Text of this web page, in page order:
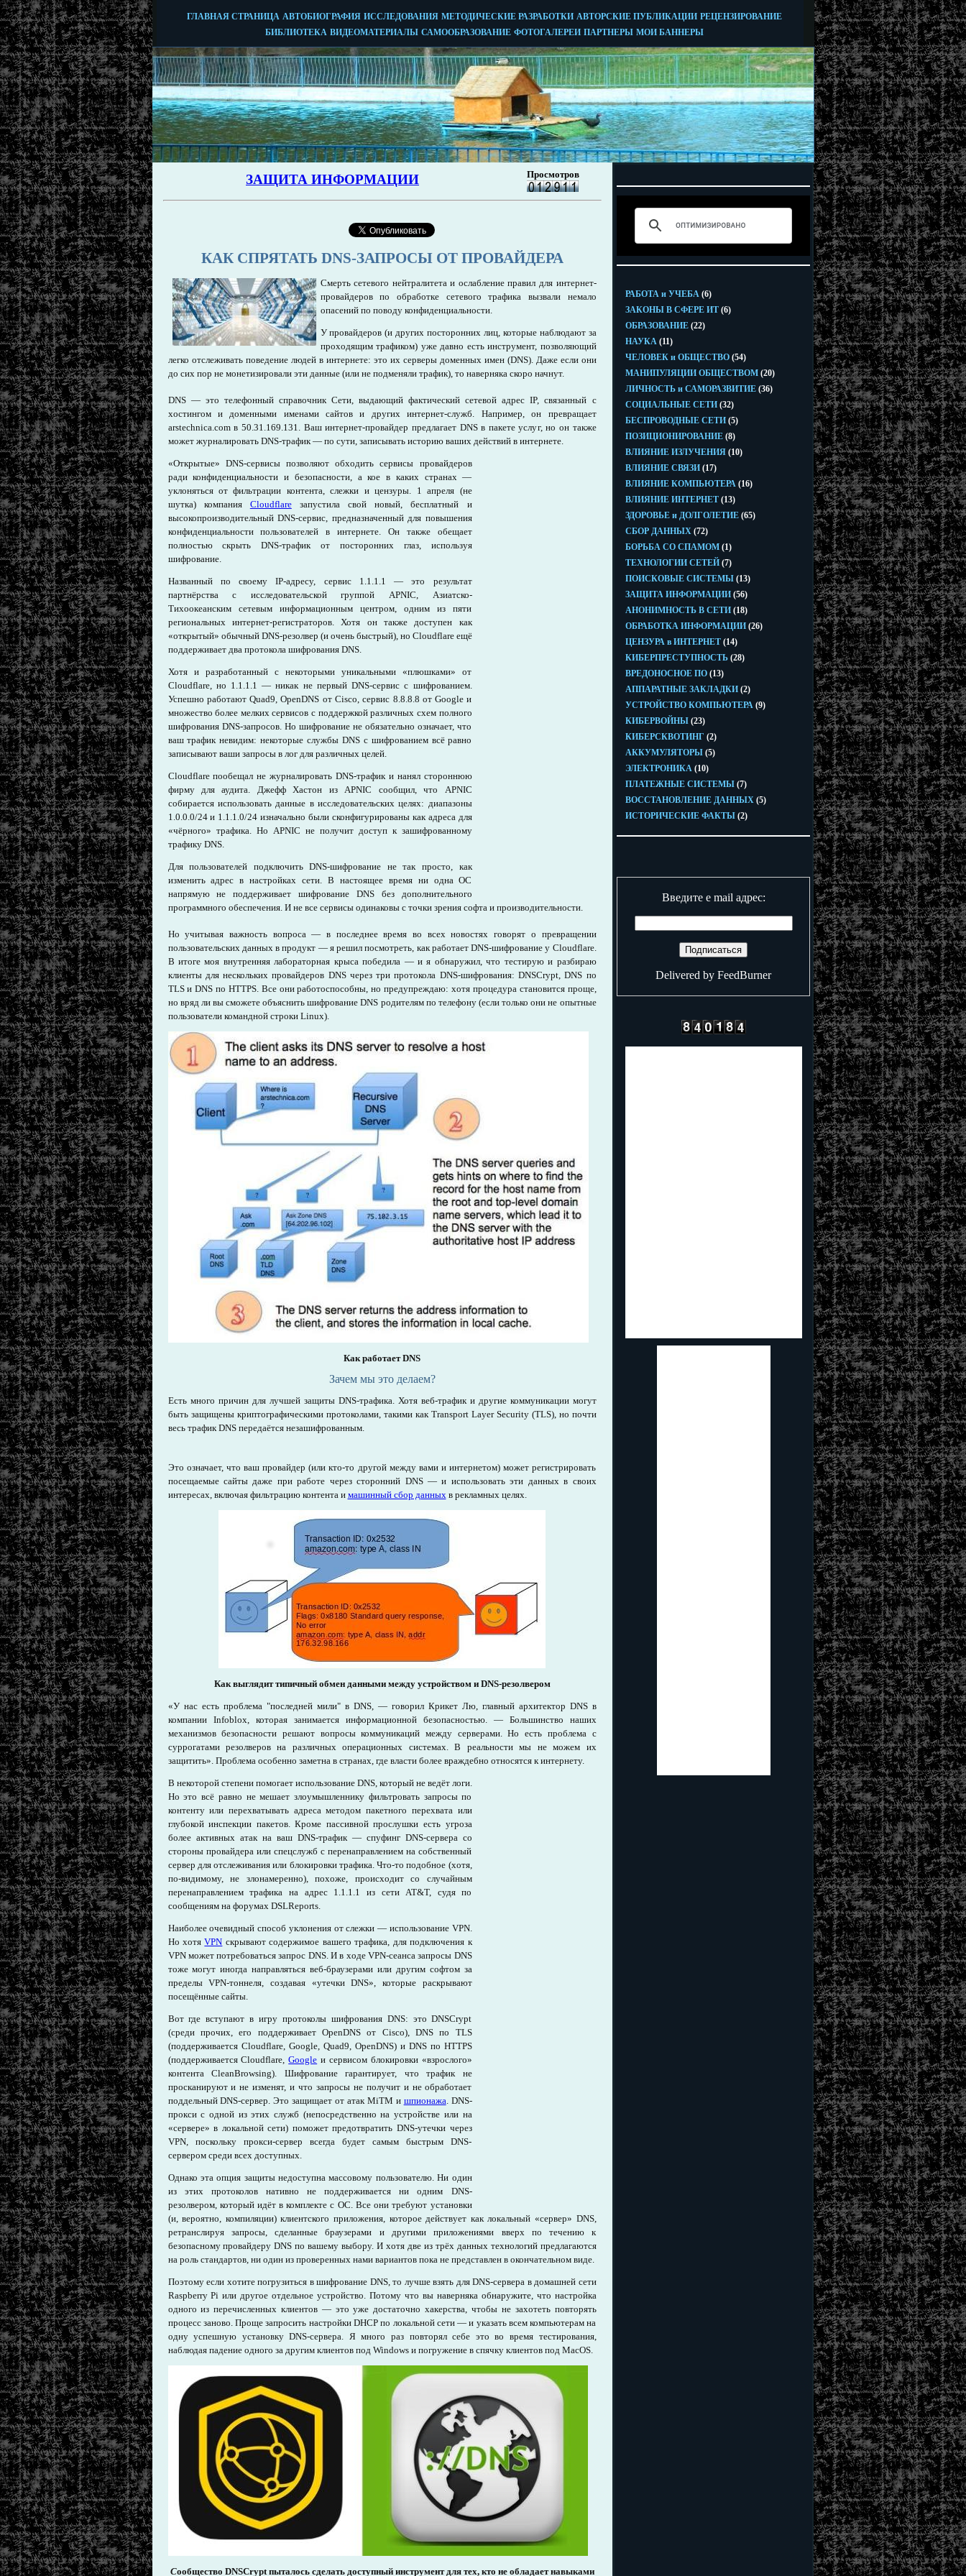
КАК СПРЯТАТЬ DNS-ЗАПРОСЫ ОТ ПРОВАЙДЕРА
Смерть сетевого нейтралитета и ослабление правил для интернет-
провайдеров по обработке сетевого трафика вызвали немало
опасений по поводу конфиденциальности.
У провайдеров (и других посторонних лиц, которые наблюдают за
проходящим трафиком) уже давно есть инструмент, позволяющий
легко отслеживать поведение людей в интернете: это их серверы доменных имен (DNS). Даже если они
до сих пор не монетизировали эти данные (или не подменяли трафик), то наверняка скоро начнут.
DNS — это телефонный справочник Сети, выдающий фактический сетевой адрес IP, связанный с
хостингом и доменными именами сайтов и других интернет-служб. Например, он превращает
arstechnica.com в 50.31.169.131. Ваш интернет-провайдер предлагает DNS в пакете услуг, но он также
может журналировать DNS-трафик — по сути, записывать историю ваших действий в интернете.
«Открытые» DNS-сервисы позволяют обходить сервисы провайдеров
ради конфиденциальности и безопасности, а кое в каких странах —
уклоняться от фильтрации контента, слежки и цензуры. 1 апреля (не
шутка) компания Cloudflareзапустила свой новый, бесплатный и
высокопроизводительный DNS-сервис, предназначенный для повышения
конфиденциальности пользователей в интернете. Он также обещает
полностью скрыть DNS-трафик от посторонних глаз, используя
шифрование.
Названный по своему IP-адресу, сервис 1.1.1.1 — это результат
партнёрства с исследовательской группой APNIC, Азиатско-
Тихоокеанским сетевым информационным центром, одним из пяти
региональных интернет-регистраторов. Хотя он также доступен как
«открытый» обычный DNS-резолвер (и очень быстрый), но Cloudflare ещё
поддерживает два протокола шифрования DNS.
Хотя и разработанный с некоторыми уникальными «плюшками» от
Cloudflare, но 1.1.1.1 — никак не первый DNS-сервис с шифрованием.
Успешно работают Quad9, OpenDNS от Cisco, сервис 8.8.8.8 от Google и
множество более мелких сервисов с поддержкой различных схем полного
шифрования DNS-запросов. Но шифрование не обязательно означает, что
ваш трафик невидим: некоторые службы DNS с шифрованием всё равно
записывают ваши запросы в лог для различных целей.
Cloudflare пообещал не журналировать DNS-трафик и нанял стороннюю
фирму для аудита. Джефф Хастон из APNIC сообщил, что APNIC
собирается использовать данные в исследовательских целях: диапазоны
1.0.0.0/24 и 1.1.1.0/24 изначально были сконфигурированы как адреса для
«чёрного» трафика. Но APNIC не получит доступ к зашифрованному
трафику DNS.
Для пользователей подключить DNS-шифрование не так просто, как
изменить адрес в настройках сети. В настоящее время ни одна ОС
напрямую не поддерживает шифрование DNS без дополнительного
программного обеспечения. И не все сервисы одинаковы с точки зрения софта и производительности.
Но учитывая важность вопроса — в последнее время во всех новостях говорят о превращении
пользовательских данных в продукт — я решил посмотреть, как работает DNS-шифрование у Cloudflare.
В итоге моя внутренняя лабораторная крыса победила — и я обнаружил, что тестирую и разбираю
клиенты для нескольких провайдеров DNS через три протокола DNS-шифрования: DNSCrypt, DNS по
TLS и DNS по HTTPS. Все они работоспособны, но предупреждаю: хотя процедура становится проще,
но вряд ли вы сможете объяснить шифрование DNS родителям по телефону (если только они не опытные
пользователи командной строки Linux).
Как работает DNS
Зачем мы это делаем?
Есть много причин для лучшей защиты DNS-трафика. Хотя веб-трафик и другие коммуникации могут
быть защищены криптографическими протоколами, такими как Transport Layer Security (TLS), но почти
весь трафик DNS передаётся незашифрованным.
Это означает, что ваш провайдер (или кто-то другой между вами и интернетом) может регистрировать
посещаемые сайты даже при работе через сторонний DNS — и использовать эти данных в своих
интересах, включая фильтрацию контента и машинный сбор данныхв рекламных целях.
Как выглядит типичный обмен данными между устройством и DNS-резолвером
«У нас есть проблема "последней мили" в DNS, — говорил Крикет Лю, главный архитектор DNS в
компании Infoblox, которая занимается информационной безопасностью. — Большинство наших
механизмов безопасности решают вопросы коммуникаций между серверами. Но есть проблема с
суррогатами резолверов на различных операционных системах. В реальности мы не можем их
защитить». Проблема особенно заметна в странах, где власти более враждебно относятся к интернету.
В некоторой степени помогает использование DNS, который не ведёт логи.
Но это всё равно не мешает злоумышленнику фильтровать запросы по
контенту или перехватывать адреса методом пакетного перехвата или
глубокой инспекции пакетов. Кроме пассивной прослушки есть угроза
более активных атак на ваш DNS-трафик — спуфинг DNS-сервера со
стороны провайдера или спецслужб с перенаправлением на собственный
сервер для отслеживания или блокировки трафика. Что-то подобное (хотя,
по-видимому, не злонамеренно), похоже, происходит со случайным
перенаправлением трафика на адрес 1.1.1.1 из сети AT&T, судя по
сообщениям на форумах DSLReports.
Наиболее очевидный способ уклонения от слежки — использование VPN.
Но хотяVPN скрывают содержимое вашего трафика, для подключения к
VPN может потребоваться запрос DNS. И в ходе VPN-сеанса запросы DNS
тоже могут иногда направляться веб-браузерами или другим софтом за
пределы VPN-тоннеля, создавая «утечки DNS», которые раскрывают
посещённые сайты.
Вот где вступают в игру протоколы шифрования DNS: это DNSCrypt
(среди прочих, его поддерживает OpenDNS от Cisco), DNS по TLS
(поддерживается Сloudflare, Google, Quad9, OpenDNS) и DNS по HTTPS
(поддерживается Сloudflare,Google и сервисом блокировки «взрослого»
контента CleanBrowsing). Шифрование гарантирует, что трафик не
просканируют и не изменят, и что запросы не получит и не обработает
поддельный DNS-сервер. Это защищает от атак MiTM и шпионажа. DNS-
прокси с одной из этих служб (непосредственно на устройстве или на
«сервере» в локальной сети) поможет предотвратить DNS-утечки через
VPN, поскольку прокси-сервер всегда будет самым быстрым DNS-
сервером среди всех доступных.
Однако эта опция защиты недоступна массовому пользователю. Ни один
из этих протоколов нативно не поддерживается ни одним DNS-
резолвером, который идёт в комплекте с ОС. Все они требуют установки
(и, вероятно, компиляции) клиентского приложения, которое действует как локальный «сервер» DNS,
ретранслируя запросы, сделанные браузерами и другими приложениями вверх по течению к
безопасному провайдеру DNS по вашему выбору. И хотя две из трёх данных технологий предлагаются
на роль стандартов, ни один из проверенных нами вариантов пока не представлен в окончательном виде.
Поэтому если хотите погрузиться в шифрование DNS, то лучше взять для DNS-сервера в домашней сети
Raspberry Pi или другое отдельное устройство. Потому что вы наверняка обнаружите, что настройка
одного из перечисленных клиентов — это уже достаточно хакерства, чтобы не захотеть повторять
процесс заново. Проще запросить настройки DHCP по локальной сети — и указать всем компьютерам на
одну успешную установку DNS-сервера. Я много раз повторял себе это во время тестирования,
наблюдая падение одного за другим клиентов под Windows и погружение в спячку клиентов под MacOS.
Сообщество DNSCrypt пыталось сделать доступный инструмент для тех, кто не обладает навыками